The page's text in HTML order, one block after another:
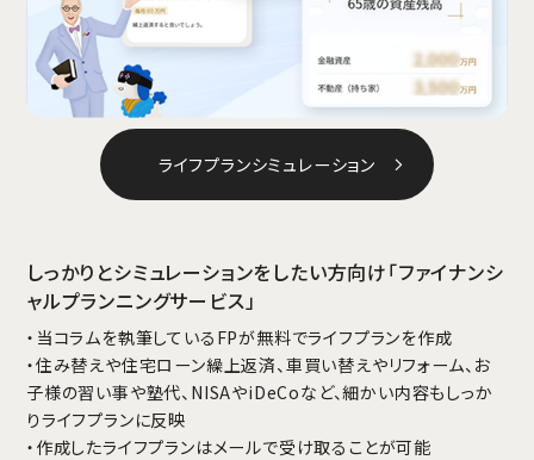
ライフプランシミュレーション
しっかりとシミュレーションをしたい方向け「ファイナンシ
ャルプランニングサービス」
・当コラムを執筆しているFPが無料でライフプランを作成
・住み替えや住宅ローン繰上返済、車買い替えやリフォーム、お
子様の習い事や塾代、NISAやiDeCoなど、細かい内容もしっか
りライフプランに反映
・作成したライフプランはメールで受け取ることが可能